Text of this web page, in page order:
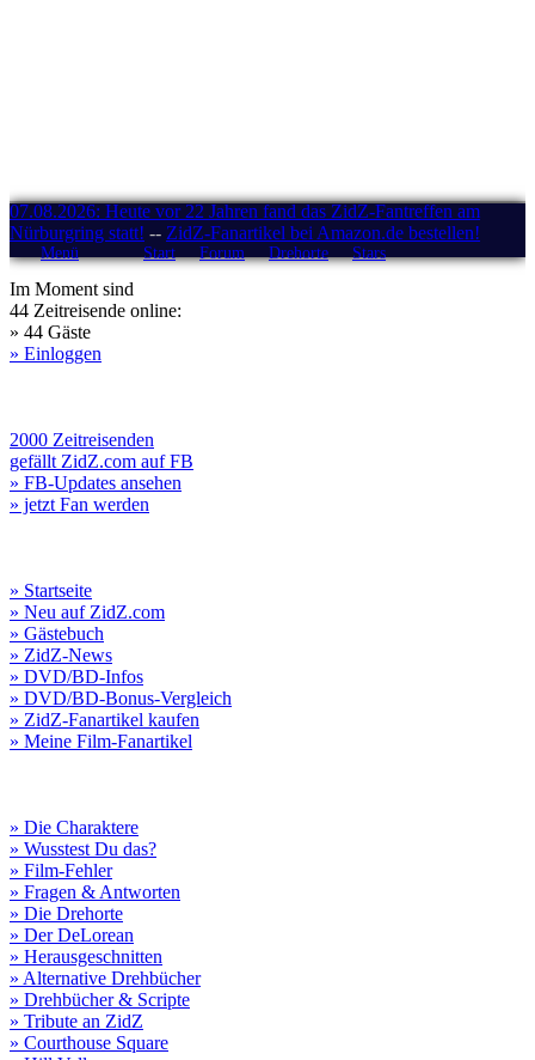
07.08.2026: Heute vor 22 Jahren fand das ZidZ-Fantreffen am
Nürburgring statt! -- ZidZ-Fanartikel bei Amazon.de bestellen!
Menü Start Forum Drehorte Stars
Im Moment sind
44 Zeitreisende online:
» 44 Gäste
» Einloggen
2000 Zeitreisenden
gefällt ZidZ.com auf FB
» FB-Updates ansehen
» jetzt Fan werden
» Startseite
» Neu auf ZidZ.com
» Gästebuch
» ZidZ-News
» DVD/BD-Infos
» DVD/BD-Bonus-Vergleich
» ZidZ-Fanartikel kaufen
» Meine Film-Fanartikel
» Die Charaktere
» Wusstest Du das?
» Film-Fehler
» Fragen & Antworten
» Die Drehorte
» Der DeLorean
» Herausgeschnitten
» Alternative Drehbücher
» Drehbücher & Scripte
» Tribute an ZidZ
» Courthouse Square